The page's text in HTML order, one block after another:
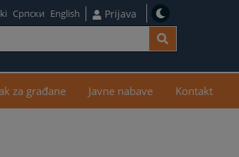
Српски English Prijava
za građane Javne nabave Kontakt